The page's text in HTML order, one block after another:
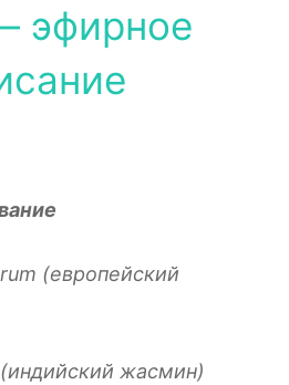
эфирное
(европейский
(индийский жасмин)